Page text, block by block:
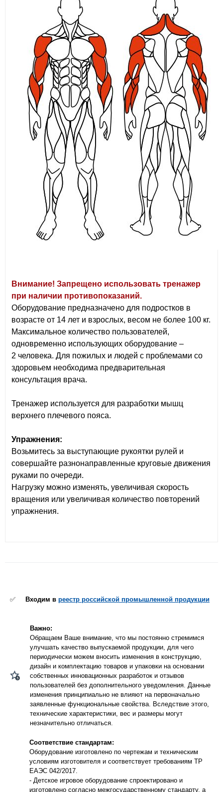
Внимание! Запрещено использовать тренажер
при наличии противопоказаний.
Оборудование предназначено для подростков в
возрасте от 14 лет и взрослых, весом не более 100 кг.
Максимальное количество пользователей,
одновременно использующих оборудование –
2 человека. Для пожилых и людей с проблемами со
здоровьем необходима предварительная
консультация врача.
Тренажер используется для разработки мышц
верхнего плечевого пояса.
Упражнения:
Возьмитесь за выступающие рукоятки рулей и
совершайте разнонаправленные круговые движения
руками по очереди.
Нагрузку можно изменять, увеличивая скорость
вращения или увеличивая количество повторений
упражнения.
✅ Входим в реестр российской промышленной продукции
Важно:
Обращаем Ваше внимание, что мы постоянно стремимся
улучшать качество выпускаемой продукции, для чего
периодически можем вносить изменения в конструкцию,
дизайн и комплектацию товаров и упаковки на основании
собственных инновационных разработок и отзывов
пользователей без дополнительного уведомления. Данные
изменения принципиально не влияют на первоначально
заявленные функциональные свойства. Вследствие этого,
технические характеристики, вес и размеры могут
незначительно отличаться.
Соответствие стандартам:
Оборудование изготовлено по чертежам и техническим
условиям изготовителя и соответствует требованиям ТР
ЕАЭС 042/2017.
- Детское игровое оборудование спроектировано и
изготовлено согласно межгосударственному стандарту, а